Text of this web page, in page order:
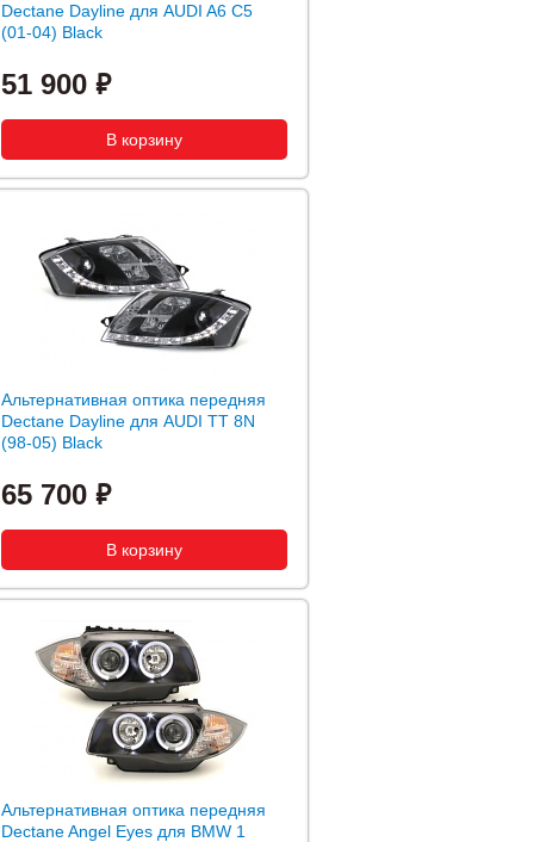
Dectane Dayline для AUDI A6 C5
(01-04) Black
51 900
Альтернативная оптика передняя
Dectane Dayline для AUDI TT 8N
(98-05) Black
65 700
Альтернативная оптика передняя
Dectane Angel Eyes для BMW 1